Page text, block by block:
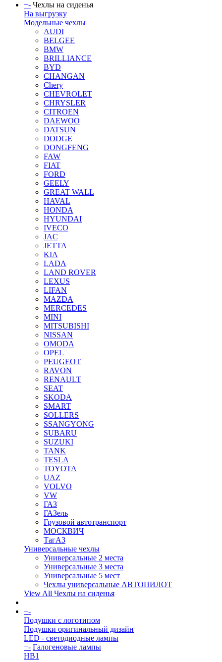
+- Чехлы на сиденья
На выгрузку
Модельные чехлы
AUDI
BELGEE
BMW
BRILLIANCE
BYD
CHANGAN
Chery
CHEVROLET
CHRYSLER
CITROEN
DAEWOO
DATSUN
DODGE
DONGFENG
FAW
FIAT
FORD
GEELY
GREAT WALL
HAVAL
HONDA
HYUNDAI
IVECO
JAC
JETTA
KIA
LADA
LAND ROVER
LEXUS
LIFAN
MAZDA
MERCEDES
MINI
MITSUBISHI
NISSAN
OMODA
OPEL
PEUGEOT
RAVON
RENAULT
SEAT
SKODA
SMART
SOLLERS
SSANGYONG
SUBARU
SUZUKI
TANK
TESLA
TOYOTA
UAZ
VOLVO
VW
ГАЗ
ГАЗель
Грузовой автотранспорт
МОСКВИЧ
ТагАЗ
Универсальные чехлы
Универсальные 2 места
Универсальные 3 места
Универсальные 5 мест
Чехлы универсальные АВТОПИЛОТ
View All Чехлы на сиденья
+-
Подушки с логотипом
Подушки оригинальный дизайн
LED - светодиодные лампы
+- Галогеновые лампы
HB1